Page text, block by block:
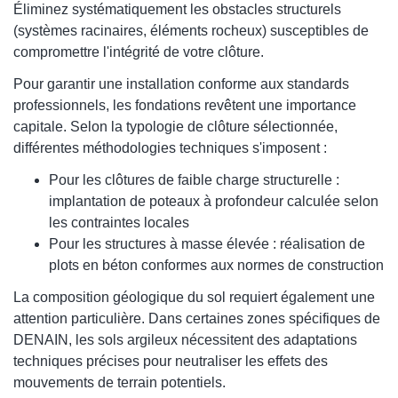
Éliminez systématiquement les obstacles structurels
(systèmes racinaires, éléments rocheux) susceptibles de
compromettre l'intégrité de votre clôture.
Pour garantir une installation conforme aux standards
professionnels, les fondations revêtent une importance
capitale. Selon la typologie de clôture sélectionnée,
différentes méthodologies techniques s'imposent :
Pour les clôtures de faible charge structurelle :
implantation de poteaux à profondeur calculée selon
les contraintes locales
Pour les structures à masse élevée : réalisation de
plots en béton conformes aux normes de construction
La composition géologique du sol requiert également une
attention particulière. Dans certaines zones spécifiques de
DENAIN, les sols argileux nécessitent des adaptations
techniques précises pour neutraliser les effets des
mouvements de terrain potentiels.